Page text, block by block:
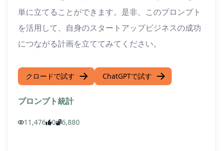
単に立てることができます。是非、このプロンプト
を活用して、自身のスタートアップビジネスの成功
につながる計画を立ててみてください。
クロードで試す ChatGPTで試す
プロンプト統計
11,476 0 6,880